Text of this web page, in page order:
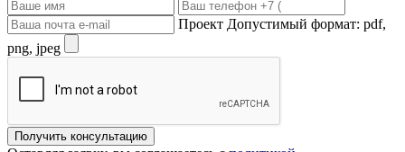
Проект Допустимый формат: pdf,
png, jpeg
Получить консультацию